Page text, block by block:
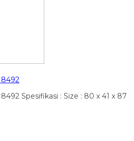
Spesifikasi : Size : 80 x 41 x 87